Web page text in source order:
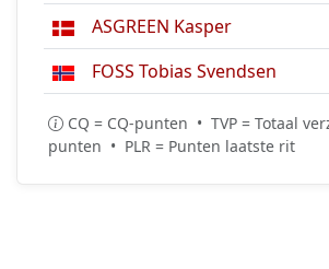
ASGREEN Kasper
FOSS Tobias Svendsen
CQ = CQ-punten • TVP = Totaal
punten • PLR = Punten laatste rit